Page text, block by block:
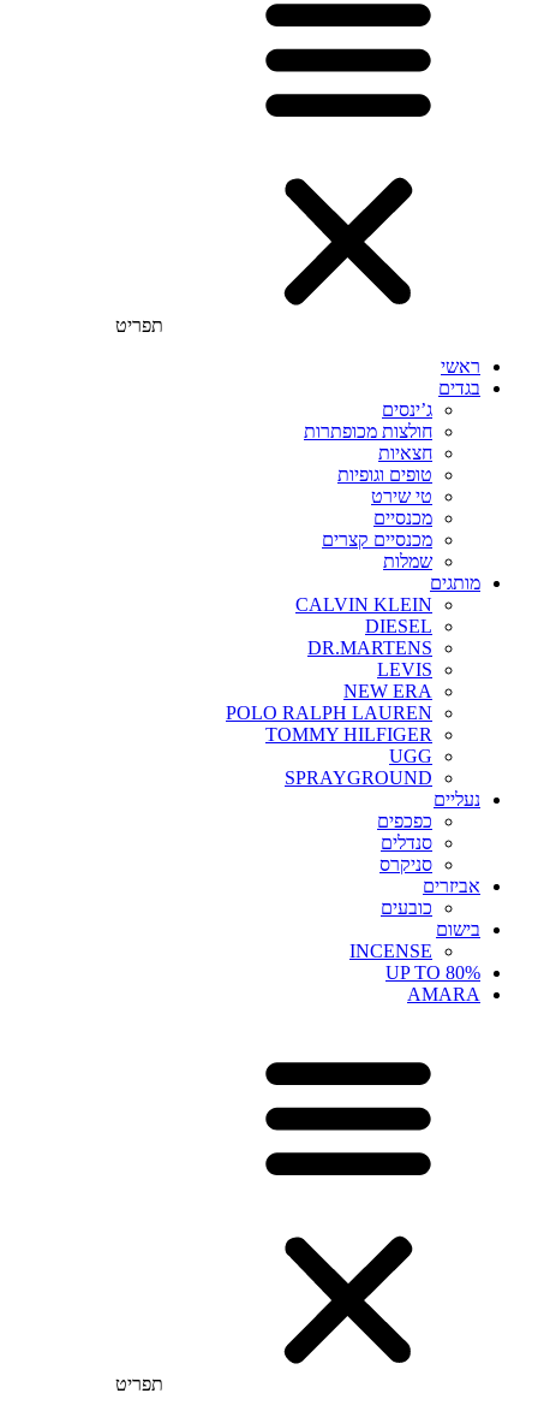
תפריט
ראשי
בגדים
ג’ינסים
חולצות מכופתרות
חצאיות
טופים וגופיות
טי שירט
מכנסיים
מכנסיים קצרים
שמלות
מותגים
CALVIN KLEIN
DIESEL
DR.MARTENS
LEVIS
NEW ERA
POLO RALPH LAUREN
TOMMY HILFIGER
UGG
SPRAYGROUND
נעליים
כפכפים
סנדלים
סניקרס
אביזרים
כובעים
בישום
INCENSE
UP TO 80%
AMARA
תפריט